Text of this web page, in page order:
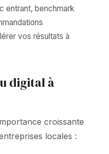
entrant, benchmark
vos résultats à
digital à
croissante
locales :